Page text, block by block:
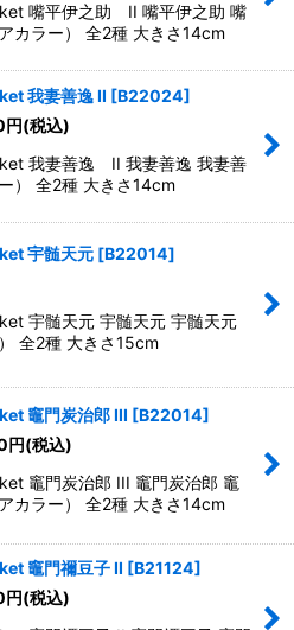
嘴平伊之助 II 嘴平伊之助 嘴
カラー） 全2種 大きさ14cm
我妻善逸 II [B22024]
円(税込)
我妻善逸 II 我妻善逸 我妻善
） 全2種 大きさ14cm
宇髄天元 [B22014]
宇髄天元 宇髄天元 宇髄天元
全2種 大きさ15cm
竈門炭治郎 III [B22014]
円(税込)
竈門炭治郎 III 竈門炭治郎 竈
カラー） 全2種 大きさ14cm
竈門禰豆子 II [B21124]
円(税込)